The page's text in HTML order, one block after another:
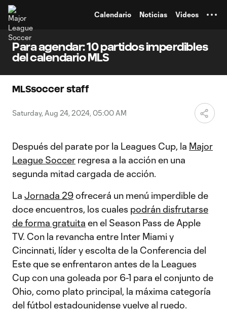
Calendario Noticias Videos
Para agendar: 10 partidos imperdibles
del calendario MLS
MLSsoccer staff
Saturday, Aug 24, 2024, 05:00 AM
Después del parate por la Leagues Cup, la Major
League Soccer regresa a la acción en una
segunda mitad cargada de acción.
La Jornada 29ofrecerá un menú imperdible de
doce encuentros, los cuales podrán disfrutarse
de forma gratuita en el Season Pass de Apple
TV. Con la revancha entre Inter Miami y
Cincinnati, líder y escolta de la Conferencia del
Este que se enfrentaron antes de la Leagues
Cup con una goleada por 6-1 para el conjunto de
Ohio, como plato principal, la máxima categoría
del fútbol estadounidense vuelve al ruedo.